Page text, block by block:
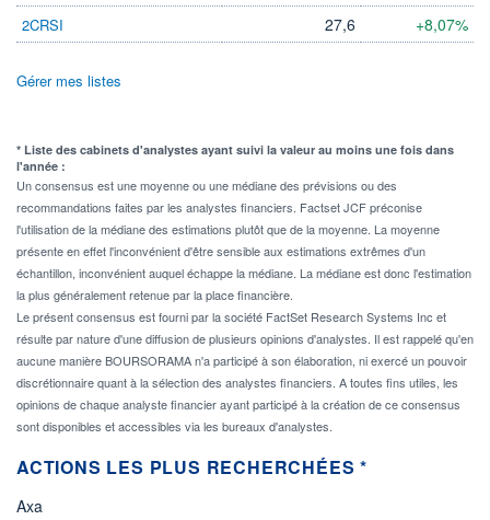
2CRSI 27,6 +8,07%
Gérer mes listes
* Liste des cabinets d'analystes ayant suivi la valeur au moins une fois dans
l'année :
Un consensus est une moyenne ou une médiane des prévisions ou des
recommandations faites par les analystes financiers. Factset JCF préconise
l'utilisation de la médiane des estimations plutôt que de la moyenne. La moyenne
présente en effet l'inconvénient d'être sensible aux estimations extrêmes d'un
échantillon, inconvénient auquel échappe la médiane. La médiane est donc l'estimation
la plus généralement retenue par la place financière.
Le présent consensus est fourni par la société FactSet Research Systems Inc et
résulte par nature d'une diffusion de plusieurs opinions d'analystes. Il est rappelé qu'en
aucune manière BOURSORAMA n'a participé à son élaboration, ni exercé un pouvoir
discrétionnaire quant à la sélection des analystes financiers. A toutes fins utiles, les
opinions de chaque analyste financier ayant participé à la création de ce consensus
sont disponibles et accessibles via les bureaux d'analystes.
ACTIONS LES PLUS RECHERCHÉES *
Axa